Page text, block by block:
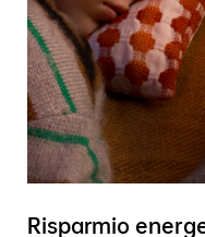
Risparmio